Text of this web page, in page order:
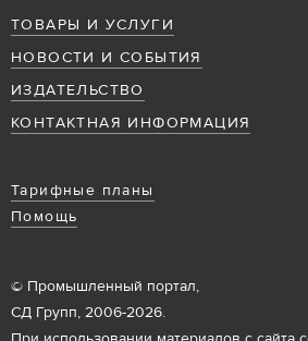
ТОВАРЫ И УСЛУГИ
НОВОСТИ И СОБЫТИЯ
ИЗДАТЕЛЬСТВО
КОНТАКТНАЯ ИНФОРМАЦИЯ
Тарифные планы
Помощь
© Промышленный портал,
СД Групп, 2006-2026.